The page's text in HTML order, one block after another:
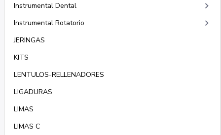
Instrumental Dental keyboard_arrow_right
Instrumental Rotatorio keyboard_arrow_right
JERINGAS
KITS
LENTULOS-RELLENADORES
LIGADURAS
LIMAS
LIMAS C